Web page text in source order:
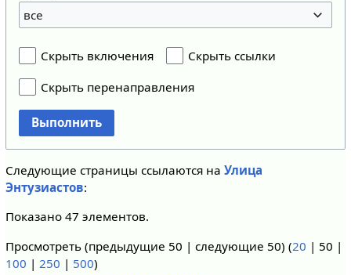
все
Скрыть включения
Скрыть ссылки
Скрыть перенаправления
Выполнить
Следующие страницы ссылаются на Улица
Энтузиастов:
Показано 47 элементов.
Просмотреть (предыдущие 50 | следующие 50) (20 | 50 |
100 | 250 | 500)